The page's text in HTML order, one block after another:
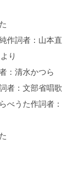
作詞者：山本直
り
：清水かつら
：文部省唱歌
うた作詞者：